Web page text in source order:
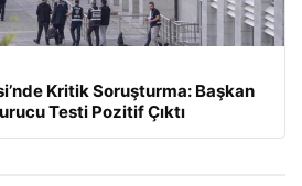
Kritik Soruşturma: Başkan
Testi Pozitif Çıktı